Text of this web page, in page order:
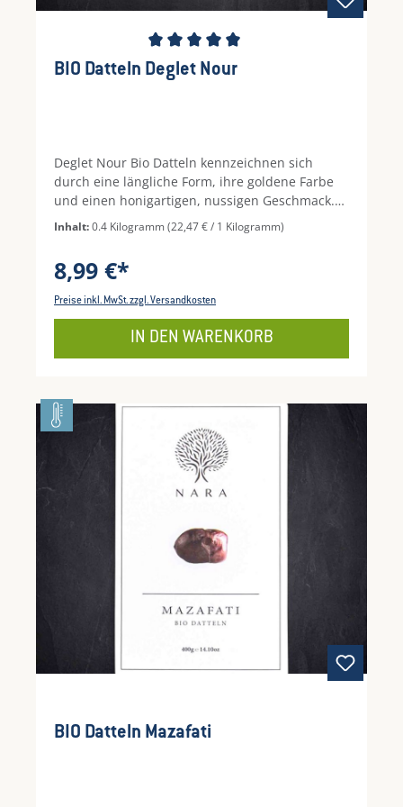
Durchschnittliche Bewertung von 5 von 5
BIO Datteln Deglet Nour
Deglet Nour Bio Datteln kennzeichnen sich
durch eine längliche Form, ihre goldene Farbe
und einen honigartigen, nussigen Geschmack.
Unsere Deglet Nour Datteln kommen aus
nachhaltiger Landwirtschaft von zertifizierten
Beachtung von bio-dynamischen Richtlinien
angebaut und deren Früchte unbehandelt
besonderen Genuss.
Inhalt:0.4 Kilogramm(22,47 € / 1 Kilogramm)
8,99 €*
Preise inkl. MwSt. zzgl. Versandkosten
IN DEN WARENKORB
BIO Datteln Mazafati